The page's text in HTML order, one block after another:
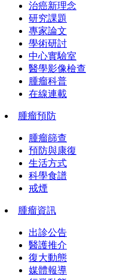
治癌新理念
研究課題
專家論文
學術研討
中心實驗室
醫學影像檢查
腫瘤科普
在線連載
腫瘤預防
腫瘤篩查
預防與康復
生活方式
科學食譜
戒煙
腫瘤資訊
出診公告
醫護推介
復大動態
媒體報導